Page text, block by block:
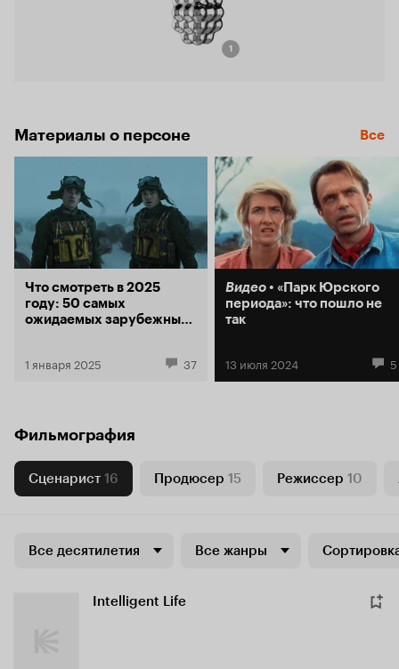
1
Материалы о персоне Все
Что смотреть в 2025
году: 50 самых
ожидаемых зарубежных
1 января 2025 37
Видео
«Парк Юрского
периода»: что пошло не
так
13 июля 2024 5
Фильмография
Сценарист 16 Продюсер 15 Режиссер 10
Все десятилетия Все жанры
Intelligent Life